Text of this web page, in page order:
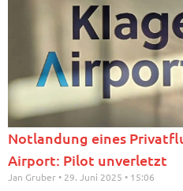
Notlandung eines
Airport: Pilot unverletzt
Jan Gruber 29. Juni 2025 15:06